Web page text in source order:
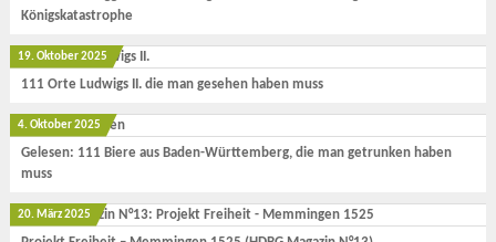
Königskatastrophe
19. Oktober 2025
111 Orte Ludwigs II. die man gesehen haben muss
4. Oktober 2025
Gelesen: 111 Biere aus Baden-Württemberg, die man getrunken haben
muss
20. März 2025